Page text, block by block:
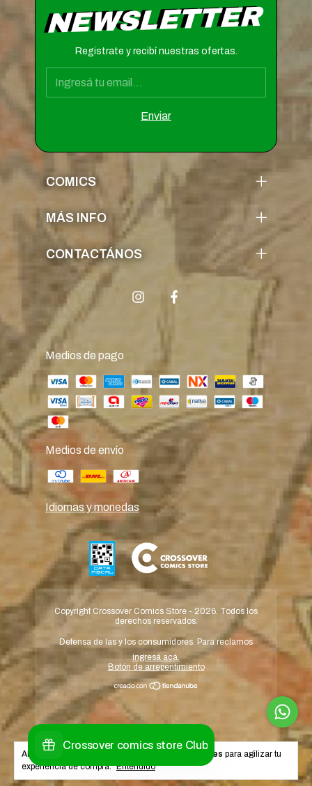
Al navegar por este sitio aceptás el uso de cookies para agilizar tu
experiencia de compra. Entendido
NEWSLETTER
Registrate y recibí nuestras ofertas.
COMICS
MÁS INFO
CONTACTÁNOS
Medios de pago
Medios de envío
Idiomas y monedas
Copyright Crossover Comics Store - 2026. Todos los
derechos reservados.
Defensa de las y los consumidores. Para reclamos
ingresá acá.
Botón de arrepentimiento